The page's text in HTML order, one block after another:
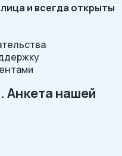
и всегда открыты
Анкета нашей